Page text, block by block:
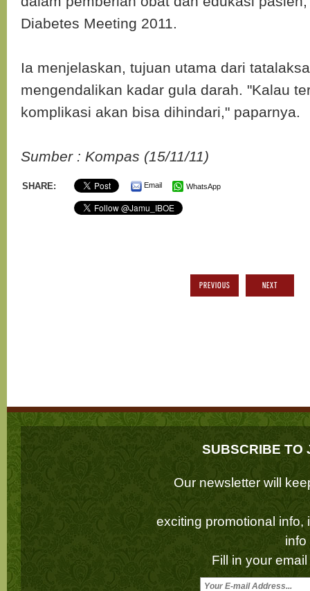
Diabetes Meeting 2011.
Ia menjelaskan, tujuan utama dari
mengendalikan kadar gula darah. "Kalau
komplikasi akan bisa dihindari," paparnya.
Sumber : Kompas (15/11/11)
SHARE: Email WhatsApp
PREVIOUS NEXT
SUBSCRIBE TO
Our newsletter will
exciting promotional info,
info
Fill in your